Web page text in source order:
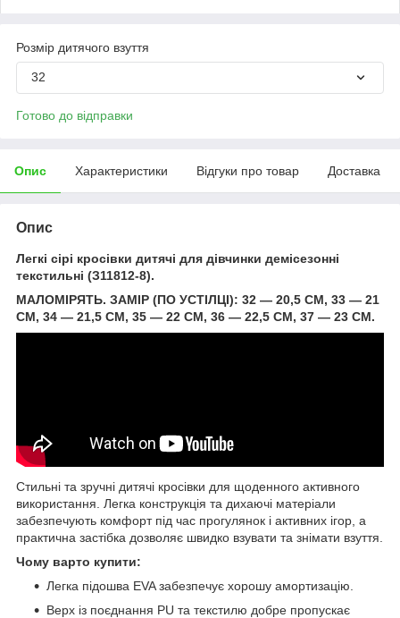
Розмір дитячого взуття
32
Готово до відправки
Опис Характеристики Відгуки про товар Доставка
Опис
Легкі сірі кросівки дитячі для дівчинки демісезонні
текстильні (З11812-8).
МАЛОМІРЯТЬ. ЗАМІР (ПО УСТІЛЦІ): 32 — 20,5 СМ, 33 — 21
СМ, 34 — 21,5 СМ, 35 — 22 СМ, 36 — 22,5 СМ, 37 — 23 СМ.
Стильні та зручні дитячі кросівки для щоденного активного
використання. Легка конструкція та дихаючі матеріали
забезпечують комфорт під час прогулянок і активних ігор, а
практична застібка дозволяє швидко взувати та знімати взуття.
Чому варто купити:
Легка підошва EVA забезпечує хорошу амортизацію.
Верх із поєднання PU та текстилю добре пропускає